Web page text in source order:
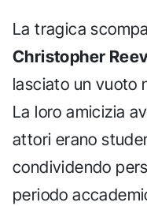
La tragica
Christopher
lasciato un vuoto
La loro amicizia
attori erano
condividendo
periodo